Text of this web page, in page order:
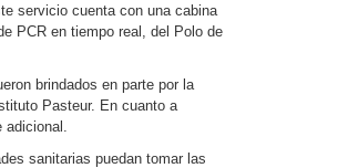
servicio cuenta con una cabina
PCR en tiempo real, del Polo de
brindados en parte por la
Pasteur. En cuanto a
sanitarias puedan tomar las